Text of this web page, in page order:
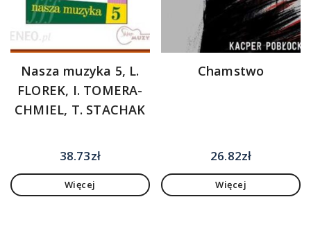
Nasza muzyka 5, L.
FLOREK, I. TOMERA-
CHMIEL, T. STACHAK
38.73zł
Więcej
Chamstwo
26.82zł
Więcej